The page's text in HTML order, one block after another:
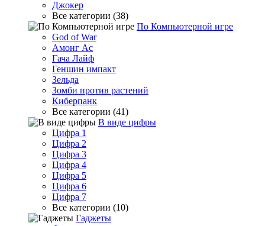
Джокер
Все категории (38)
По Компьютерной игре
God of War
Амонг Ас
Гача Лайф
Геншин импакт
Зельда
Зомби против растений
Киберпанк
Все категории (41)
В виде цифры
Цифра 1
Цифра 2
Цифра 3
Цифра 4
Цифра 5
Цифра 6
Цифра 7
Все категории (10)
Гаджеты